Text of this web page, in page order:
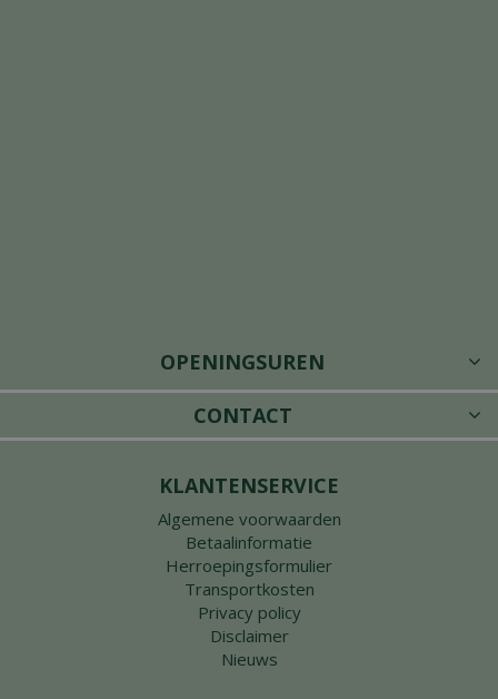
OPENINGSUREN
CONTACT
KLANTENSERVICE
Algemene voorwaarden
Betaalinformatie
Herroepingsformulier
Transportkosten
Privacy policy
Disclaimer
Nieuws